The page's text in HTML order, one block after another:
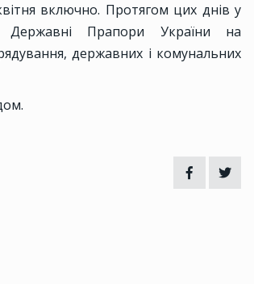
включно. Протягом цих днів у
Державні Прапори України на
державних і комунальних